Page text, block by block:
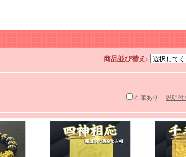
商品並び替え :
在庫あり 説明付